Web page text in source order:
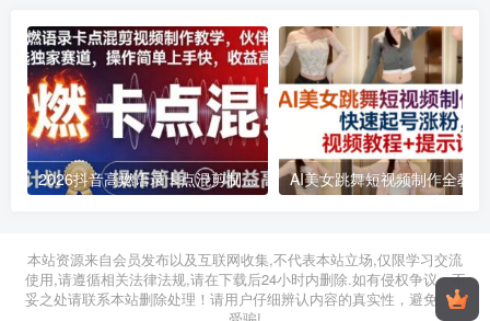
2026抖音高燃语录卡点混剪制作教学 伙伴计划低门槛增收教程
2026年03月11日 2026年03月28日
本站资源来自会员发布以及互联网收集,不代表本站立场,仅限学习交流
使用,请遵循相关法律法规,请在下载后24小时内删除.如有侵权争议、不
妥之处请联系本站删除处理！请用户仔细辨认内容的真实性，避免上当